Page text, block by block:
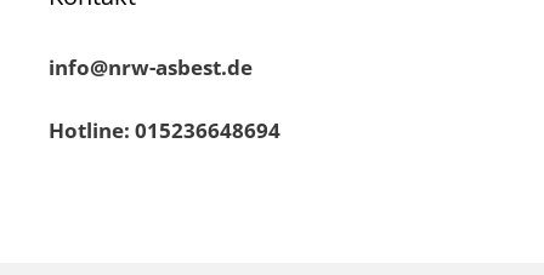
info@nrw-asbest.de
Hotline: 015236648694